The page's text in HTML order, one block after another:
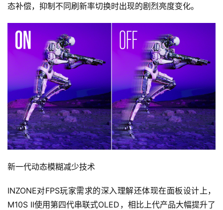
态补偿，抑制不同刷新率切换时出现的剧烈亮度变化。
新一代动态模糊减少技术
INZONE对FPS玩家需求的深入理解还体现在面板设计上，
M10S II使用第四代串联式OLED，相比上代产品大幅提升了